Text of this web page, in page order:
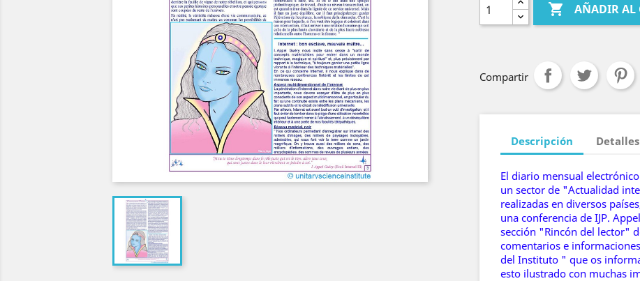
 AÑADIR AL
Compartir
Descripción
El diario mensual
un sector de "Actualidad
realizadas en diversos
una conferencia de IJP.
sección "Rincón del lector"
comentarios e
del Instituto " que os
esto ilustrado con muchas